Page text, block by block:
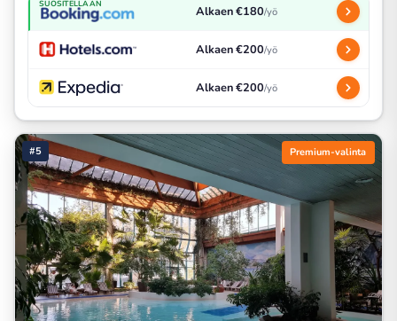
SUOSITELLAAN Alkaen €180/yö
Alkaen €200/yö
Alkaen €200/yö
#5 Premium-valinta